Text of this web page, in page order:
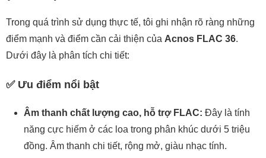
Trong quá trình sử dụng thực tế, tôi ghi nhận rõ ràng những
điểm mạnh và điểm cần cải thiện của Acnos FLAC 36.
Dưới đây là phân tích chi tiết:
✅ Ưu điểm nổi bật
Âm thanh chất lượng cao, hỗ trợ FLAC: Đây là tính
năng cực hiếm ở các loa trong phân khúc dưới 5 triệu
đồng. Âm thanh chi tiết, rộng mở, giàu nhạc tính.